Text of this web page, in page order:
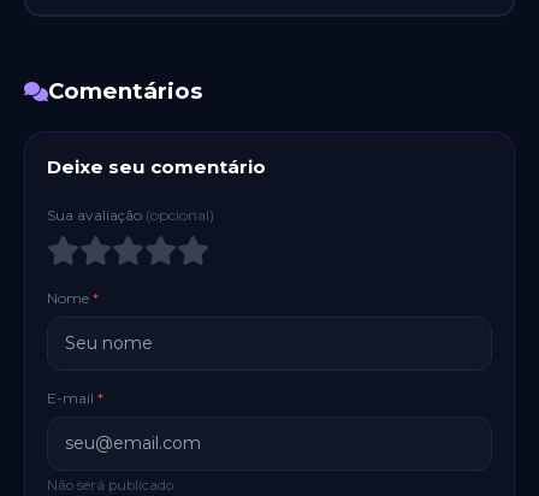
Comentários
Deixe seu comentário
Sua avaliação (opcional)
Nome *
E-mail *
Não será publicado.